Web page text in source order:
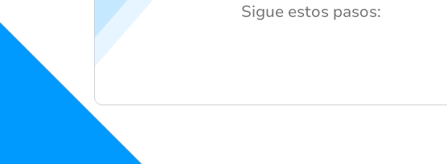
Sigue estos pasos: